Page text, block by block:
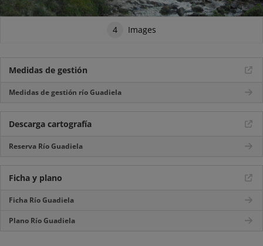
4 Images
Medidas de gestión
Medidas de gestión río Guadiela
Descarga cartografía
Reserva Río Guadiela
Ficha y plano
Ficha Río Guadiela
Plano Río Guadiela